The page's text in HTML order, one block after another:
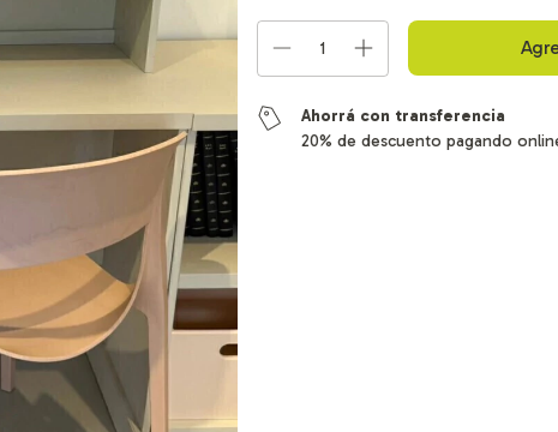
Ahorrá con transferencia
20% de descuento pagando